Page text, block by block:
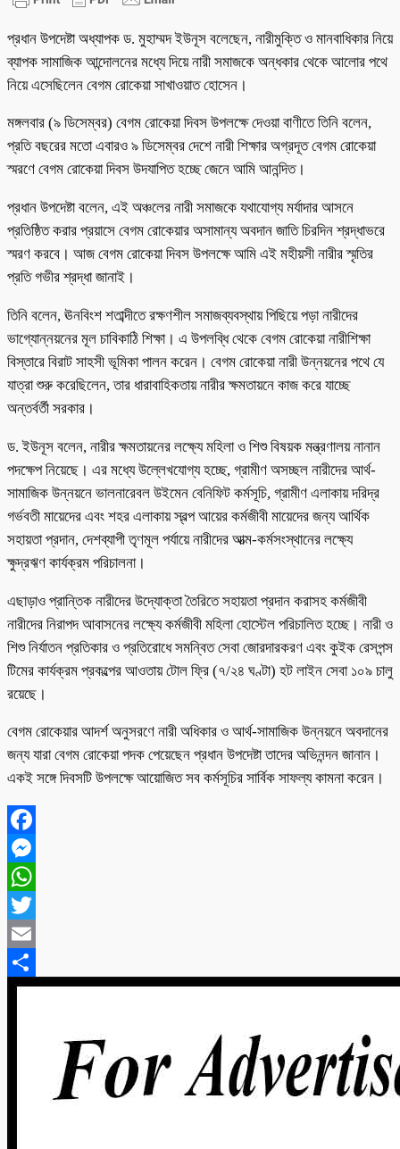
প্রধান উপদেষ্টা অধ্যাপক ড. মুহাম্মদ ইউনূস বলেছেন, নারীমুক্তি ও মানবাধিকার নিয়ে
ব্যাপক সামাজিক আন্দোলনের মধ্যে দিয়ে নারী সমাজকে অন্ধকার থেকে আলোর পথে
নিয়ে এসেছিলেন বেগম রোকেয়া সাখাওয়াত হোসেন।
মঙ্গলবার (৯ ডিসেম্বর) বেগম রোকেয়া দিবস উপলক্ষে দেওয়া বাণীতে তিনি বলেন,
প্রতি বছরের মতো এবারও ৯ ডিসেম্বর দেশে নারী শিক্ষার অগ্রদূত বেগম রোকেয়া
স্মরণে বেগম রোকেয়া দিবস উদযাপিত হচ্ছে জেনে আমি আনন্দিত।
প্রধান উপদেষ্টা বলেন, এই অঞ্চলের নারী সমাজকে যথাযোগ্য মর্যাদার আসনে
প্রতিষ্ঠিত করার প্রয়াসে বেগম রোকেয়ার অসামান্য অবদান জাতি চিরদিন শ্রদ্ধাভরে
স্মরণ করবে। আজ বেগম রোকেয়া দিবস উপলক্ষে আমি এই মহীয়সী নারীর স্মৃতির
প্রতি গভীর শ্রদ্ধা জানাই।
তিনি বলেন, ঊনবিংশ শতাব্দীতে রক্ষণশীল সমাজব্যবস্থায় পিছিয়ে পড়া নারীদের
ভাগ্যোন্নয়নের মূল চাবিকাঠি শিক্ষা। এ উপলব্ধি থেকে বেগম রোকেয়া নারীশিক্ষা
বিস্তারে বিরাট সাহসী ভূমিকা পালন করেন। বেগম রোকেয়া নারী উন্নয়নের পথে যে
যাত্রা শুরু করেছিলেন, তার ধারাবাহিকতায় নারীর ক্ষমতায়নে কাজ করে যাচ্ছে
অন্তর্বর্তী সরকার।
ড. ইউনূস বলেন, নারীর ক্ষমতায়নের লক্ষ্যে মহিলা ও শিশু বিষয়ক মন্ত্রণালয় নানান
পদক্ষেপ নিয়েছে। এর মধ্যে উল্লেখযোগ্য হচ্ছে, গ্রামীণ অসচ্ছল নারীদের আর্থ-
সামাজিক উন্নয়নে ভালনারেবল উইমেন বেনিফিট কর্মসূচি, গ্রামীণ এলাকায় দরিদ্র
গর্ভবতী মায়েদের এবং শহর এলাকায় স্বল্প আয়ের কর্মজীবী মায়েদের জন্য আর্থিক
সহায়তা প্রদান, দেশব্যাপী তৃণমূল পর্যায়ে নারীদের আত্ম-কর্মসংস্থানের লক্ষ্যে
ক্ষুদ্রঋণ কার্যক্রম পরিচালনা।
এছাড়াও প্রান্তিক নারীদের উদ্যোক্তা তৈরিতে সহায়তা প্রদান করাসহ কর্মজীবী
নারীদের নিরাপদ আবাসনের লক্ষ্যে কর্মজীবী মহিলা হোস্টেল পরিচালিত হচ্ছে। নারী ও
শিশু নির্যাতন প্রতিকার ও প্রতিরোধে সমন্বিত সেবা জোরদারকরণ এবং কুইক রেসপন্স
টিমের কার্যক্রম প্রকল্পের আওতায় টোল ফ্রি (৭/২৪ ঘণ্টা) হট লাইন সেবা ১০৯ চালু
রয়েছে।
বেগম রোকেয়ার আদর্শ অনুসরণে নারী অধিকার ও আর্থ-সামাজিক উন্নয়নে অবদানের
জন্য যারা বেগম রোকেয়া পদক পেয়েছেন প্রধান উপদেষ্টা তাদের অভিনন্দন জানান।
একই সঙ্গে দিবসটি উপলক্ষে আয়োজিত সব কর্মসূচির সার্বিক সাফল্য কামনা করেন।
Facebook
Messenger
WhatsApp
Twitter
Email
Share